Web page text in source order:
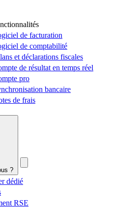
de facturation
de comptabilité
et déclarations fiscales
de résultat en temps réel
pro
bancaire
de frais
?
dédié
RSE